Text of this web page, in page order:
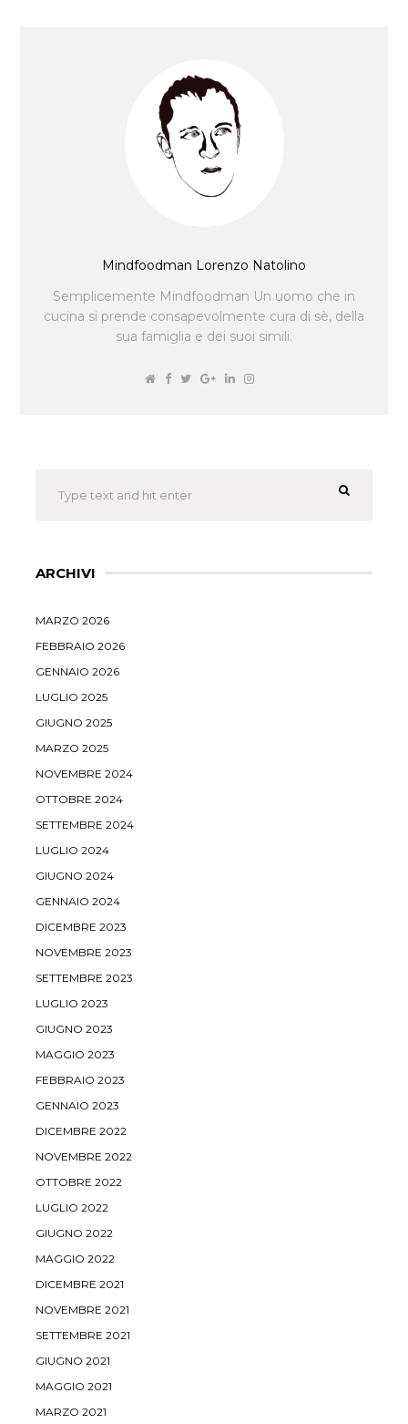
Mindfoodman Lorenzo Natolino
Semplicemente Mindfoodman Un uomo che in
cucina si prende consapevolmente cura di sè, della
sua famiglia e dei suoi simili.
ARCHIVI
MARZO 2026
FEBBRAIO 2026
GENNAIO 2026
LUGLIO 2025
GIUGNO 2025
MARZO 2025
NOVEMBRE 2024
OTTOBRE 2024
SETTEMBRE 2024
LUGLIO 2024
GIUGNO 2024
GENNAIO 2024
DICEMBRE 2023
NOVEMBRE 2023
SETTEMBRE 2023
LUGLIO 2023
GIUGNO 2023
MAGGIO 2023
FEBBRAIO 2023
GENNAIO 2023
DICEMBRE 2022
NOVEMBRE 2022
OTTOBRE 2022
LUGLIO 2022
GIUGNO 2022
MAGGIO 2022
DICEMBRE 2021
NOVEMBRE 2021
SETTEMBRE 2021
GIUGNO 2021
MAGGIO 2021
MARZO 2021